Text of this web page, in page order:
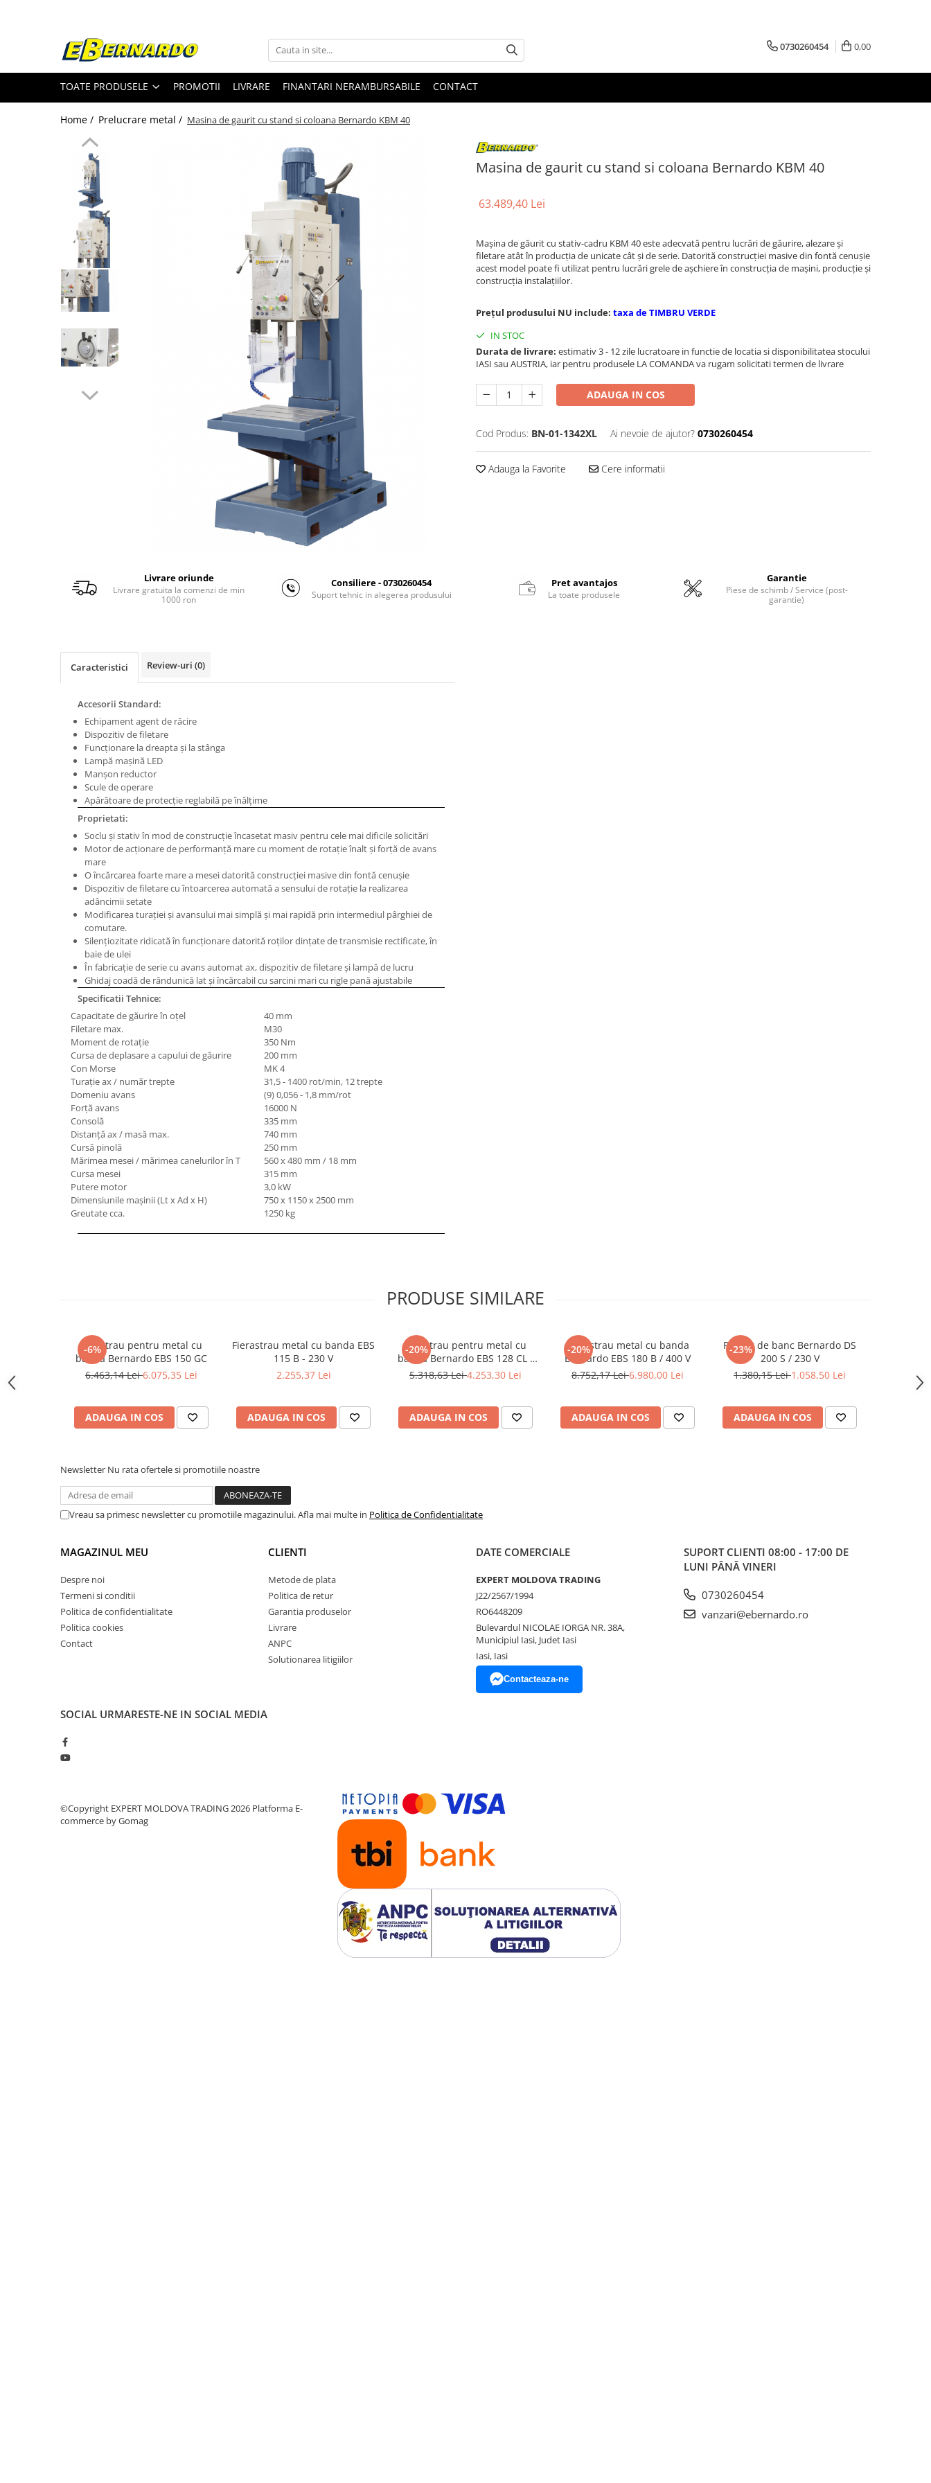
Toate Produsele
Prelucrare metal
Fierastraie pentru metal
Ferastraie mobile pentru metal
Ferastraie orizontale pentru metal
Ferastraie circulare pentru metal
Dispozitive de sudare pentru panze
Ferastraie automate cu banda si
Ferastraie metal cu banda si taiere
dubla semiautomate
Ferastraie prelucrare metal cu
banda si taiere dubla
Ferastraie verticale
Strunguri pentru metal
Strunguri CNC
Strunguri cu cutie de viteze
Strunguri cu surub de ghidare
Masini de gaurit cu angrenaj, masa
Masini de gaurit cu coloana si
curea de distributie
Masini de gaurit cu stand si
Masini de gaurit radiale
Masini de gaurit si frezat
Masini de gaurit cu freza
Masini de frezat universale
Centre de prelucrare verticale CNC
Masini de frezat cu batiu
Masini de frezat multifunctionale
Masini de frezat universale SERVO
Masini de frezat verticale
Masini de slefuit metal
Masini de ascutit burghie
Masini de lustruit
Masini de polizat bavuri cu perii
Masini de rectificat plan
Masini de rectificat plan
Masini de rectificat rotund
Masini de satinat
Masini de slefuit combinate
Masini de slefuit cu banda
Masini de slefuit cu disc
Masini de slefuit cu mediu umed si
Masini de slefuit cutite de gravat
Masini de tesit
Masini pentru slefuit tevi
Masini universale de ascutit
Polizoare de banc
Masini de filetat
Instalatii de spalare a pieselor
Accesorii prelucrare metal
Universale de strung si accesorii
Falci pentru 3 bacuri PS3/ PO3
Fălcile pentru 3-bacuri DK11
Fălcile pentru 4-bacuri DK12
Mandrine independente
Mandrină cu 3 fălci din otel
Mandrină cu 4 fălci din otel
Seturi de unelte pentru strungarie
Standuri pentru strunguri
Fălci pentru PHV / VHV
Mese rotative / mese inclinabile /
Afisaj digital
0730260454 0,00
TOATE PRODUSELE PROMOTII LIVRARE FINANTARI NERAMBURSABILE CONTACT
Home / Prelucrare metal / Masina de gaurit cu stand si coloana Bernardo KBM 40
Masina de gaurit cu stand si coloana Bernardo KBM 40
63.489,40 Lei
Maşina de găurit cu stativ-cadru KBM 40 este adecvată pentru lucrări de găurire, alezare şi
filetare atât în producţia de unicate cât şi de serie. Datorită construcţiei masive din fontă cenuşie
acest model poate fi utilizat pentru lucrări grele de aşchiere în construcţia de maşini, producţie şi
construcţia instalaţiilor.
Prețul produsului NU include: taxa de TIMBRU VERDE
IN STOC
Durata de livrare: estimativ 3 - 12 zile lucratoare in functie de locatia si disponibilitatea stocului
IASI sau AUSTRIA, iar pentru produsele LA COMANDA va rugam solicitati termen de livrare
ADAUGA IN COS
Cod Produs: BN-01-1342XL Ai nevoie de ajutor? 0730260454
Adauga la Favorite Cere informatii
Livrare oriunde
Livrare gratuita la comenzi de min
1000 ron
Consiliere - 0730260454
Suport tehnic in alegerea produsului
Pret avantajos
La toate produsele
Garantie
Piese de schimb / Service (post-
garantie)
Caracteristici Review-uri (0)
Accesorii Standard:
Echipament agent de răcire
Dispozitiv de filetare
Funcţionare la dreapta şi la stânga
Lampă maşină LED
Manşon reductor
Scule de operare
Apărătoare de protecţie reglabilă pe înălţime
Proprietati:
Soclu şi stativ în mod de construcţie încasetat masiv pentru cele mai dificile solicitări
Motor de acţionare de performanţă mare cu moment de rotaţie înalt şi forţă de avans
mare
O încărcarea foarte mare a mesei datorită construcţiei masive din fontă cenuşie
Dispozitiv de filetare cu întoarcerea automată a sensului de rotaţie la realizarea
adâncimii setate
Modificarea turaţiei şi avansului mai simplă şi mai rapidă prin intermediul pârghiei de
comutare.
Silenţiozitate ridicată în funcţionare datorită roţilor dinţate de transmisie rectificate, în
baie de ulei
În fabricaţie de serie cu avans automat ax, dispozitiv de filetare şi lampă de lucru
Ghidaj coadă de rândunică lat şi încărcabil cu sarcini mari cu rigle pană ajustabile
Specificatii Tehnice:
Capacitate de găurire în oţel
40 mm
Filetare max.
M30
Moment de rotaţie
350 Nm
Cursa de deplasare a capului de găurire
200 mm
Con Morse
MK 4
Turaţie ax / număr trepte
31,5 - 1400 rot/min, 12 trepte
Domeniu avans
(9) 0,056 - 1,8 mm/rot
Forţă avans
16000 N
Consolă
335 mm
Distanţă ax / masă max.
740 mm
Cursă pinolă
250 mm
Mărimea mesei / mărimea canelurilor în T
560 x 480 mm / 18 mm
Cursa mesei
315 mm
Putere motor
3,0 kW
Dimensiunile maşinii (Lt x Ad x H)
750 x 1150 x 2500 mm
Greutate cca.
1250 kg
PRODUSE SIMILARE
-6%
Ferastrau pentru metal cu
banda Bernardo EBS 150 GC
6.463,14 Lei6.075,35 Lei
ADAUGA IN COS
Fierastrau metal cu banda EBS
115 B - 230 V
2.255,37 Lei
ADAUGA IN COS
-20%
Ferastrau pentru metal cu
banda Bernardo EBS 128 CL -
230 V
5.318,63 Lei4.253,30 Lei
ADAUGA IN COS
-20%
Fierastrau metal cu banda
Bernardo EBS 180 B / 400 V
8.752,17 Lei6.980,00 Lei
ADAUGA IN COS
-23%
Polizor de banc Bernardo DS
200 S / 230 V
1.380,15 Lei1.058,50 Lei
ADAUGA IN COS
Newsletter Nu rata ofertele si promotiile noastre
Vreau sa primesc newsletter cu promotiile magazinului. Afla mai multe in Politica de Confidentialitate
MAGAZINUL MEU
Despre noi
Termeni si conditii
Politica de confidentialitate
Politica cookies
Contact
CLIENTI
Metode de plata
Politica de retur
Garantia produselor
Livrare
ANPC
Solutionarea litigiilor
DATE COMERCIALE
EXPERT MOLDOVA TRADING
J22/2567/1994
RO6448209
Bulevardul NICOLAE IORGA NR. 38A,
Municipiul Iasi, Judet Iasi
Iasi, Iasi
Contacteaza-ne
SUPORT CLIENTI 08:00 - 17:00 DE
LUNI PÂNĂ VINERI
0730260454
vanzari@ebernardo.ro
SOCIAL URMARESTE-NE IN SOCIAL MEDIA
©Copyright EXPERT MOLDOVA TRADING 2026 Platforma E-
commerce by Gomag